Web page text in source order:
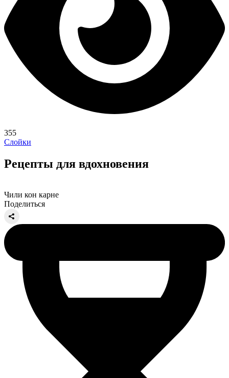
355
Слойки
Рецепты для вдохновения
Чили кон карне
Поделиться